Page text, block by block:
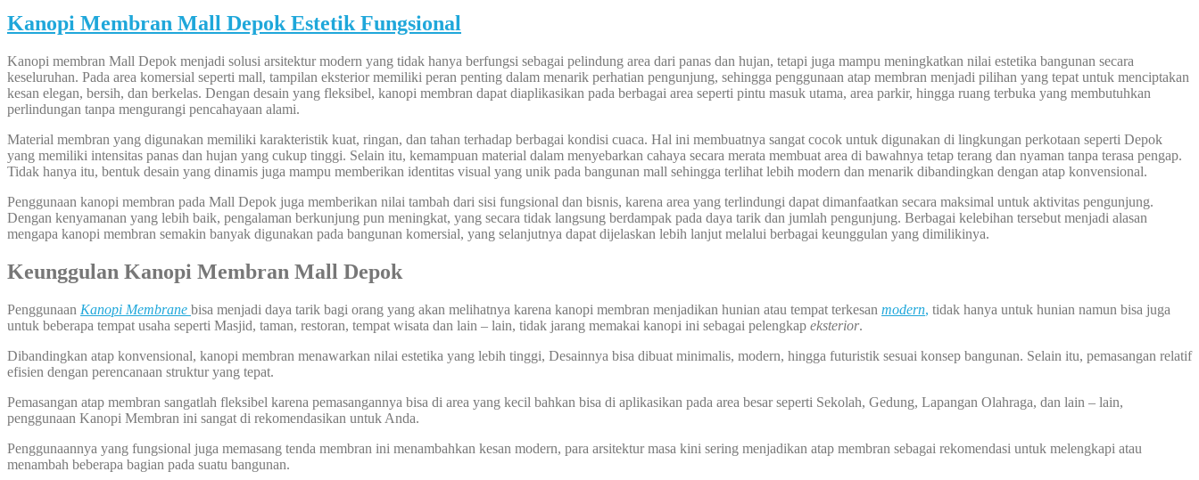
Kanopi Membran Mall Depok Estetik Fungsional
Kanopi membran Mall Depok menjadi solusi arsitektur modern yang tidak hanya berfungsi sebagai pelindung area dari panas dan hujan, tetapi juga mampu meningkatkan nilai estetika bangunan secara
keseluruhan. Pada area komersial seperti mall, tampilan eksterior memiliki peran penting dalam menarik perhatian pengunjung, sehingga penggunaan atap membran menjadi pilihan yang tepat untuk menciptakan
kesan elegan, bersih, dan berkelas. Dengan desain yang fleksibel, kanopi membran dapat diaplikasikan pada berbagai area seperti pintu masuk utama, area parkir, hingga ruang terbuka yang membutuhkan
perlindungan tanpa mengurangi pencahayaan alami.
Material membran yang digunakan memiliki karakteristik kuat, ringan, dan tahan terhadap berbagai kondisi cuaca. Hal ini membuatnya sangat cocok untuk digunakan di lingkungan perkotaan seperti Depok
yang memiliki intensitas panas dan hujan yang cukup tinggi. Selain itu, kemampuan material dalam menyebarkan cahaya secara merata membuat area di bawahnya tetap terang dan nyaman tanpa terasa pengap.
Tidak hanya itu, bentuk desain yang dinamis juga mampu memberikan identitas visual yang unik pada bangunan mall sehingga terlihat lebih modern dan menarik dibandingkan dengan atap konvensional.
Penggunaan kanopi membran pada Mall Depok juga memberikan nilai tambah dari sisi fungsional dan bisnis, karena area yang terlindungi dapat dimanfaatkan secara maksimal untuk aktivitas pengunjung.
Dengan kenyamanan yang lebih baik, pengalaman berkunjung pun meningkat, yang secara tidak langsung berdampak pada daya tarik dan jumlah pengunjung. Berbagai kelebihan tersebut menjadi alasan
mengapa kanopi membran semakin banyak digunakan pada bangunan komersial, yang selanjutnya dapat dijelaskan lebih lanjut melalui berbagai keunggulan yang dimilikinya.
Keunggulan Kanopi Membran Mall Depok
Penggunaan Kanopi Membrane bisa menjadi daya tarik bagi orang yang akan melihatnya karena kanopi membran menjadikan hunian atau tempat terkesan modern, tidak hanya untuk hunian namun bisa juga
untuk beberapa tempat usaha seperti Masjid, taman, restoran, tempat wisata dan lain – lain, tidak jarang memakai kanopi ini sebagai pelengkap eksterior.
Dibandingkan atap konvensional, kanopi membran menawarkan nilai estetika yang lebih tinggi, Desainnya bisa dibuat minimalis, modern, hingga futuristik sesuai konsep bangunan. Selain itu, pemasangan relatif
efisien dengan perencanaan struktur yang tepat.
Pemasangan atap membran sangatlah fleksibel karena pemasangannya bisa di area yang kecil bahkan bisa di aplikasikan pada area besar seperti Sekolah, Gedung, Lapangan Olahraga, dan lain – lain,
penggunaan Kanopi Membran ini sangat di rekomendasikan untuk Anda.
Penggunaannya yang fungsional juga memasang tenda membran ini menambahkan kesan modern, para arsitektur masa kini sering menjadikan atap membran sebagai rekomendasi untuk melengkapi atau
menambah beberapa bagian pada suatu bangunan.